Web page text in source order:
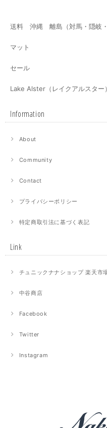
送料 沖縄 離島（対馬・隠岐・
マット
セール
Lake Alster（レイクアルスター）
Information
About
Community
Contact
プライバシーポリシー
特定商取引法に基づく表記
Link
チュニックナナショップ 楽天市
中谷商店
Facebook
Twitter
Instagram